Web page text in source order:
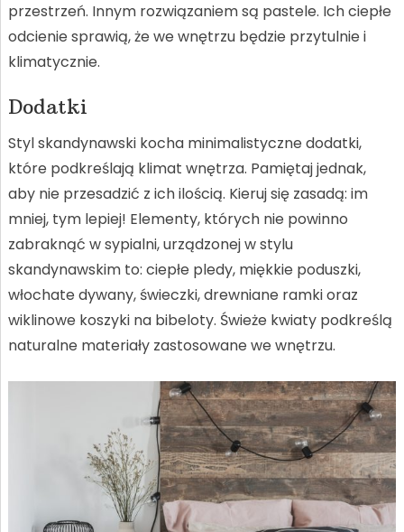
przestrzeń. Innym rozwiązaniem są pastele. Ich ciepłe
odcienie sprawią, że we wnętrzu będzie przytulnie i
klimatycznie.
Dodatki
Styl skandynawski kocha minimalistyczne dodatki,
które podkreślają klimat wnętrza. Pamiętaj jednak,
aby nie przesadzić z ich ilością. Kieruj się zasadą: im
mniej, tym lepiej! Elementy, których nie powinno
zabraknąć w sypialni, urządzonej w stylu
skandynawskim to: ciepłe pledy, miękkie poduszki,
włochate dywany, świeczki, drewniane ramki oraz
wiklinowe koszyki na bibeloty. Świeże kwiaty podkreślą
naturalne materiały zastosowane we wnętrzu.